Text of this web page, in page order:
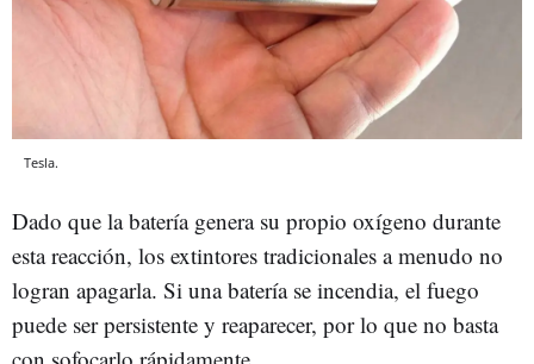
Tesla.
Dado que la batería genera su propio oxígeno durante
esta reacción, los extintores tradicionales a menudo no
logran apagarla. Si una batería se incendia, el fuego
puede ser persistente y reaparecer, por lo que no basta